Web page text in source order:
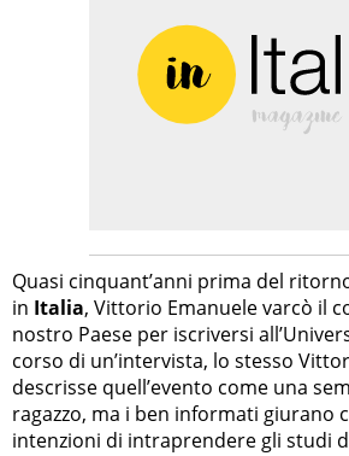
Quasi cinquant’anni prima del
in Italia, Vittorio Emanuele varcò il
nostro Paese per iscriversi
corso di un’intervista, lo stesso
descrisse quell’evento come una
ragazzo, ma i ben informati giurano
intenzioni di intraprendere gli studi